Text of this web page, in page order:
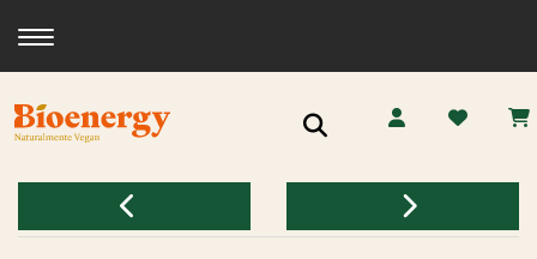
Toggle navigation
Ricerca